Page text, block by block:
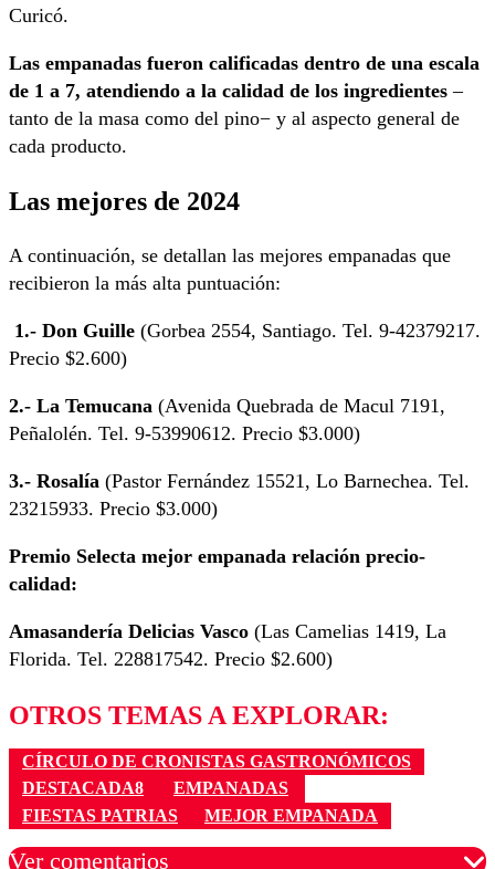
Curicó.
Las empanadas fueron calificadas dentro de una escala
de 1 a 7, atendiendo a la calidad de los ingredientes–
tanto de la masa como del pino− y al aspecto general de
cada producto.
Las mejores de 2024
A continuación, se detallan las mejores empanadas que
recibieron la más alta puntuación:
1.- Don Guille (Gorbea 2554, Santiago. Tel. 9-42379217.
Precio $2.600)
2.- La Temucana (Avenida Quebrada de Macul 7191,
Peñalolén. Tel. 9-53990612. Precio $3.000)
3.- Rosalía (Pastor Fernández 15521, Lo Barnechea. Tel.
23215933. Precio $3.000)
Premio Selecta mejor empanada relación precio-
calidad:
Amasandería Delicias Vasco (Las Camelias 1419, La
Florida. Tel. 228817542. Precio $2.600)
OTROS TEMAS A EXPLORAR:
CÍRCULO DE CRONISTAS GASTRONÓMICOS
DESTACADA8
EMPANADAS
FIESTAS PATRIAS
MEJOR EMPANADA
Ver comentarios